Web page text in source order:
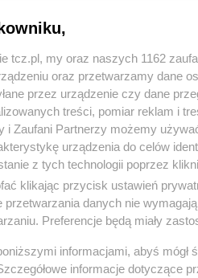
jest dla nas bardzo cenna i pozwala
informacją, napisać o ciekawym
treści razem z nami. Wyślij swój tekst,
Pamiętaj, że każdy głos ma
w cyklu
tcz.pl, my oraz naszych 1162
oraz przetwarzamy dane
przez urządzenie czy dane
treści, pomiar reklam i
i Zaufani Partnerzy możemy
urządzenia do celów
z tych technologii poprzez
klikając przycisk ustawień
przetwarzania danych nie
Preferencje będą miały
informacjami, abyś
informacje dotyczące